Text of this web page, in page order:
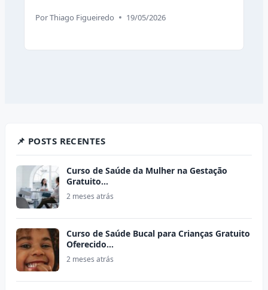
PorThiago Figueiredo 19/05/2026
📌 POSTS RECENTES
Curso de Saúde da Mulher na Gestação
Gratuito…
2 meses atrás
Curso de Saúde Bucal para Crianças Gratuito
Oferecido…
2 meses atrás